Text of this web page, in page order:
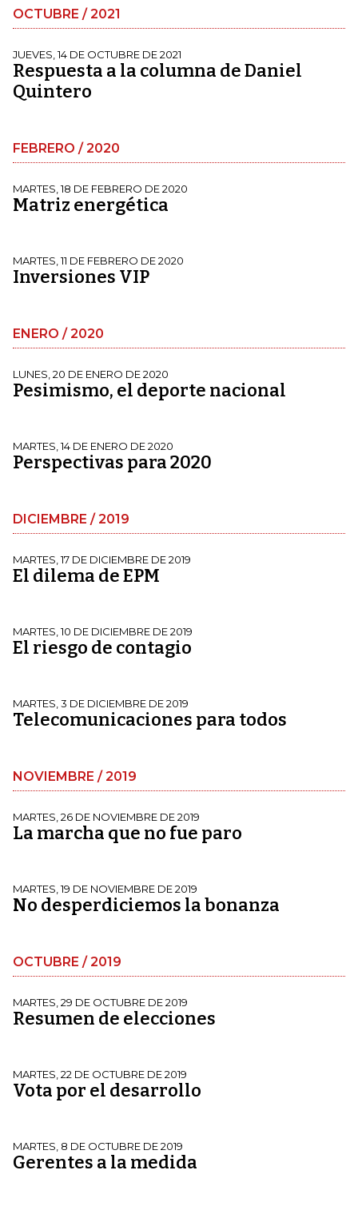
OCTUBRE / 2021
JUEVES, 14 DE OCTUBRE DE 2021
Respuesta a la columna de Daniel
Quintero
FEBRERO / 2020
MARTES, 18 DE FEBRERO DE 2020
Matriz energética
MARTES, 11 DE FEBRERO DE 2020
Inversiones VIP
ENERO / 2020
LUNES, 20 DE ENERO DE 2020
Pesimismo, el deporte nacional
MARTES, 14 DE ENERO DE 2020
Perspectivas para 2020
DICIEMBRE / 2019
MARTES, 17 DE DICIEMBRE DE 2019
El dilema de EPM
MARTES, 10 DE DICIEMBRE DE 2019
El riesgo de contagio
MARTES, 3 DE DICIEMBRE DE 2019
Telecomunicaciones para todos
NOVIEMBRE / 2019
MARTES, 26 DE NOVIEMBRE DE 2019
La marcha que no fue paro
MARTES, 19 DE NOVIEMBRE DE 2019
No desperdiciemos la bonanza
OCTUBRE / 2019
MARTES, 29 DE OCTUBRE DE 2019
Resumen de elecciones
MARTES, 22 DE OCTUBRE DE 2019
Vota por el desarrollo
MARTES, 8 DE OCTUBRE DE 2019
Gerentes a la medida